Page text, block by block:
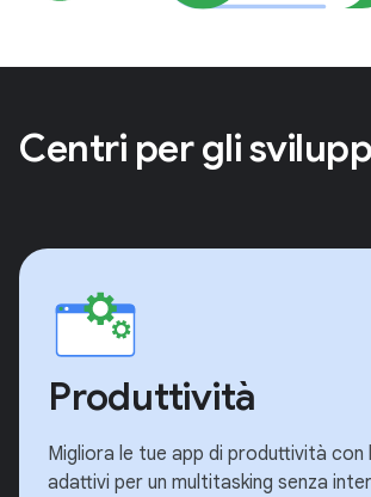
Centri per gli
Produttività
Migliora le tue app di produttività con
adattivi per un multitasking senza